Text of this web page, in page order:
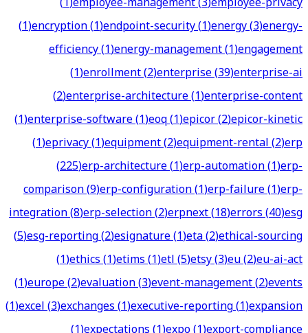
(1)encryption(1)endpoint-security(1)energy(3)energy-
efficiency(1)energy-management(1)engagement
(1)enrollment(2)enterprise(39)enterprise-ai
(2)enterprise-architecture(1)enterprise-content
(1)enterprise-software(1)eoq(1)epicor(2)epicor-kinetic
(1)eprivacy(1)equipment(2)equipment-rental(2)erp
(225)erp-architecture(1)erp-automation(1)erp-
comparison(9)erp-configuration(1)erp-failure(1)erp-
integration(8)erp-selection(2)erpnext(18)errors(40)esg
(5)esg-reporting(2)esignature(1)eta(2)ethical-sourcing
(1)ethics(1)etims(1)etl(5)etsy(3)eu(2)eu-ai-act
(1)europe(2)evaluation(3)event-management(2)events
(1)excel(3)exchanges(1)executive-reporting(1)expansion